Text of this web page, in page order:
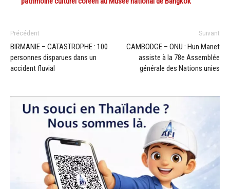
Précédent
BIRMANIE – CATASTROPHE : 100
personnes disparues dans un
accident fluvial
Suivant
CAMBODGE – ONU : Hun Manet
assiste à la 78e Assemblée
générale des Nations unies